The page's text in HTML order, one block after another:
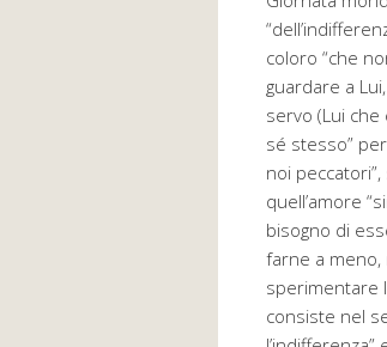
coloro “che
guardare a
servo (Lui che
sé stesso”
noi
quell’amore
bisogno di
farne a meno,
sperimentare
consiste nel